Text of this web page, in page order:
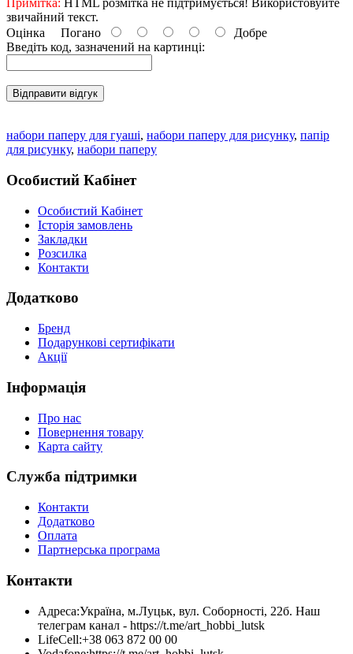
Примітка: HTML розмітка не підтримується! Використовуйте
звичайний текст.
Оцінка Погано
Добре
Введіть код, зазначений на картинці:
Відправити відгук
набори паперу для гуаші, набори паперу для рисунку, папір
для рисунку, набори паперу
Особистий Кабінет
Особистий Кабінет
Історія замовлень
Закладки
Розсилка
Контакти
Додатково
Бренд
Подарункові сертифікати
Акції
Інформація
Про нас
Повернення товару
Карта сайту
Служба підтримки
Контакти
Додатково
Оплата
Партнерська програма
Контакти
Адреса:Україна, м.Луцьк, вул. Соборності, 22б. Наш
телеграм канал - https://t.me/art_hobbi_lutsk
LifeCell:+38 063 872 00 00